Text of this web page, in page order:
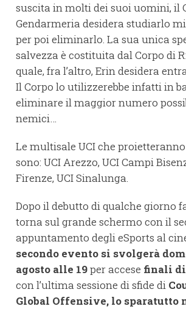
suscita in molti dei suoi uomini, il
Gendarmeria desidera studiarlo
per poi eliminarlo. La sua unica
salvezza è costituita dal Corpo di
quale, fra l’altro, Erin desidera
Il Corpo lo utilizzerebbe infatti in
eliminare il maggior numero
nemici…
Le multisale UCI che
sono: UCI Arezzo, UCI Campi
Firenze, UCI Sinalunga.
Dopo il debutto di qualche giorno
torna sul grande schermo con il
appuntamento degli eSports al
secondo evento si svolgerà
agosto alle 19per accese finali
con l’ultima sessione di sfide di
Global Offensive, lo